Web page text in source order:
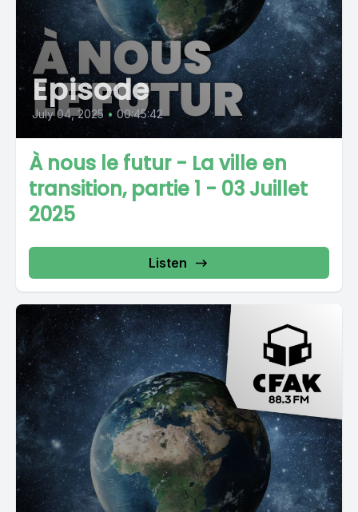
Episode
July 04, 2025 • 00:45:42
À nous le futur - La ville en
transition, partie 1 - 03 Juillet
2025
Listen